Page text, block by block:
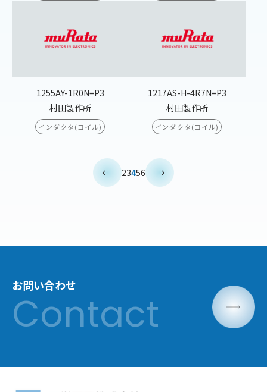
1255AY-1R0N=P3
村田製作所
インダクタ(コイル)
1217AS-H-4R7N=P3
村田製作所
インダクタ(コイル)
23456
お問い合わせ